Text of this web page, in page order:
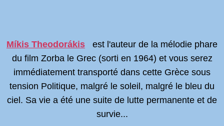
Míkis Theodorákis
est l'auteur de la mélodie phare
du film Zorba le Grec (sorti en 1964) et vous serez
immédiatement transporté dans cette Grèce sous
tension Politique, malgré le soleil, malgré le bleu du
ciel. Sa vie a été une suite de lutte permanente et de
survie...